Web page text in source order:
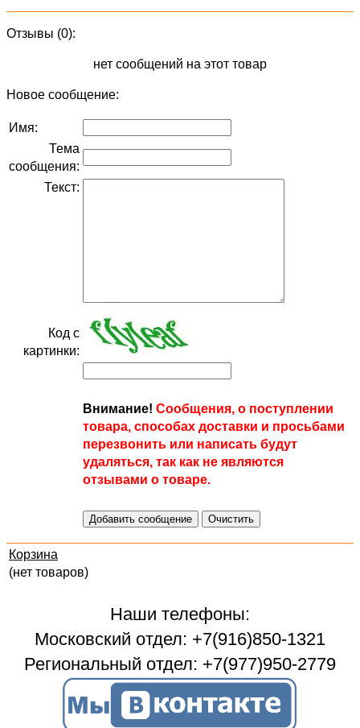
Отзывы (0):
нет сообщений на этот товар
Новое сообщение:
Имя:
Тема
сообщения:
Текст:
Код с
картинки:
Внимание! Сообщения, о поступлении
товара, способах доставки и просьбами
перезвонить или написать будут
удаляться, так как не являются
отзывами о товаре.
Корзина
(нет товаров)
Наши телефоны:
Московский отдел: +7(916)850-1321
Региональный отдел: +7(977)950-2779